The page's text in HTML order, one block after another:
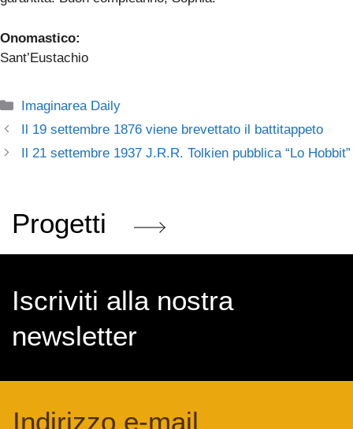
Onomastico:
Sant’Eustachio
Categorie
Imaginarea Daily
Il 19 settembre 1876 viene brevettato il battitappeto
Il 21 settembre 1937 J.R.R. Tolkien pubblica “Lo Hobbit”
Progetti
Iscriviti alla nostra
newsletter